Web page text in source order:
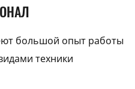
большой опыт работы
техники